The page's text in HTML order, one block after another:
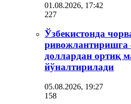
01.08.2026, 17:42
227
Ўзбекистонда
ривожлантиришга
доллардан ортиқ
йўналтирилади
05.08.2026, 19:27
158